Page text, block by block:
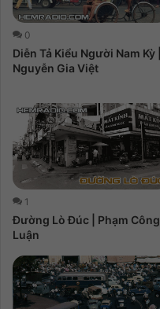
0
Diễn Tả Kiểu Người Nam Kỳ |
Nguyễn Gia Việt
1
Đường Lò Đúc | Phạm Công
Luận